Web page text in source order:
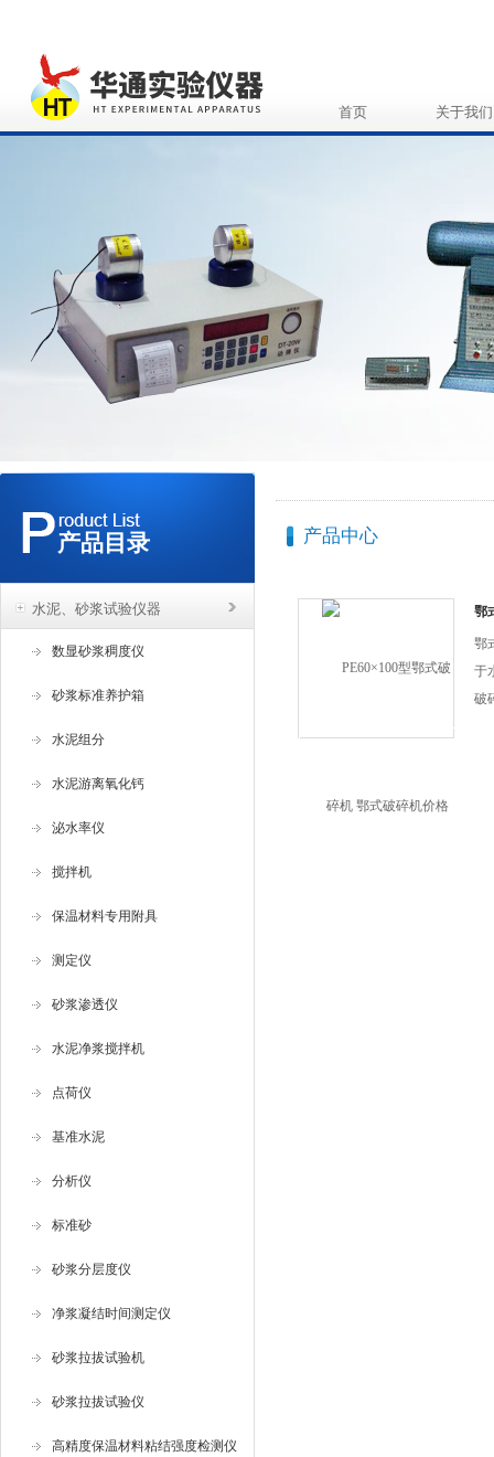
首页 关于我们
产品目录
水泥、砂浆试验仪器
数显砂浆稠度仪
砂浆标准养护箱
水泥组分
水泥游离氧化钙
泌水率仪
搅拌机
保温材料专用附具
测定仪
砂浆渗透仪
水泥净浆搅拌机
点荷仪
基准水泥
分析仪
标准砂
砂浆分层度仪
净浆凝结时间测定仪
砂浆拉拔试验机
砂浆拉拔试验仪
高精度保温材料粘结强度检测仪
产品中心
鄂
鄂
于
破